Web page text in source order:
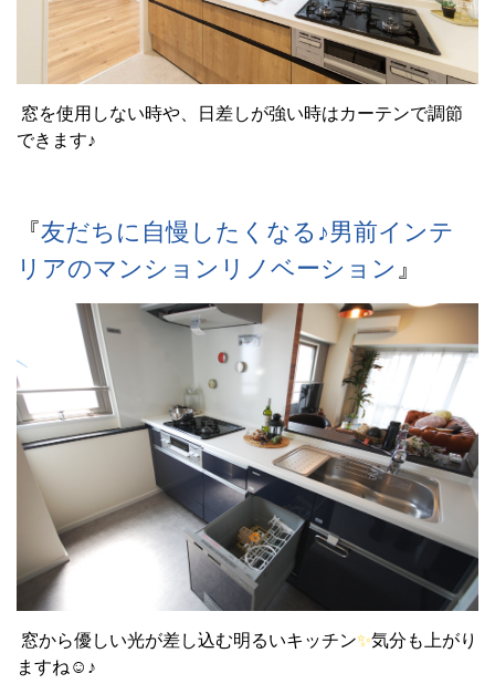
窓を使用しない時や、日差しが強い時はカーテンで調節
できます♪
『友だちに自慢したくなる♪男前インテ
リアのマンションリノベーション 』
窓から優しい光が差し込む明るいキッチン✨気分も上がり
ますね☺♪